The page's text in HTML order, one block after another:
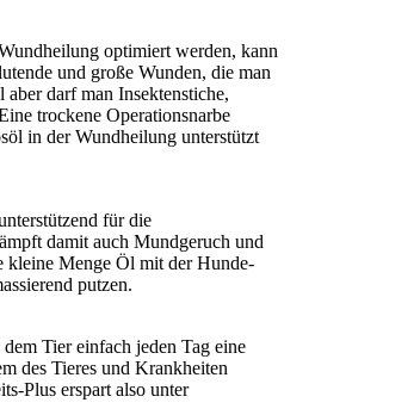
optimiert werden, kann
und große Wunden, die man
darf man Insektenstiche,
trockene Operationsnarbe
in der Wundheilung unterstützt
für die
damit auch Mundgeruch und
kleine Menge Öl mit der Hunde-
putzen.
Tier einfach jeden Tag eine
des Tieres und Krankheiten
Plus erspart also unter